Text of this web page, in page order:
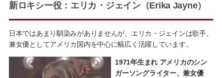
新ロキシー役：エリカ・ジェイン（Erika Jayne）
日本ではあまり馴染みがありませんが、エリカ・ジェインは歌手、
兼女優としてアメリカ国内を中心に幅広く活躍しています。
1971年生まれ アメリカのシン
ガーソングライター、兼女優